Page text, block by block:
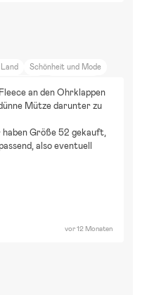
Schönheit und Mode
an den Ohrklappen
Mütze darunter zu
Größe 52 gekauft,
also eventuell
vor 12 Monaten